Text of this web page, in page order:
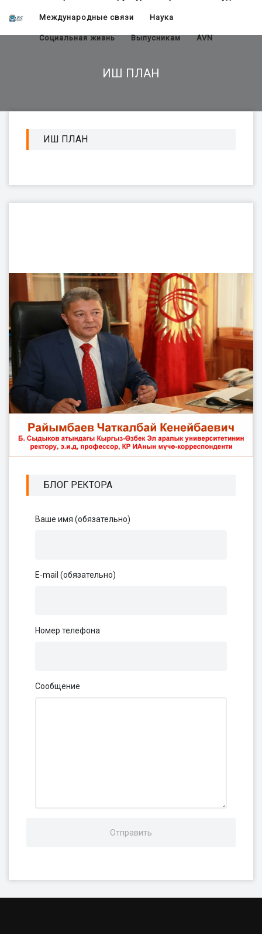
Международные связи Наука
Социальная жизнь Выпусникам AVN
ИШ ПЛАН
ИШ ПЛАН
БЛОГ РЕКТОРА
Ваше имя (обязательно)
E-mail (обязательно)
Номер телефона
Сообщение